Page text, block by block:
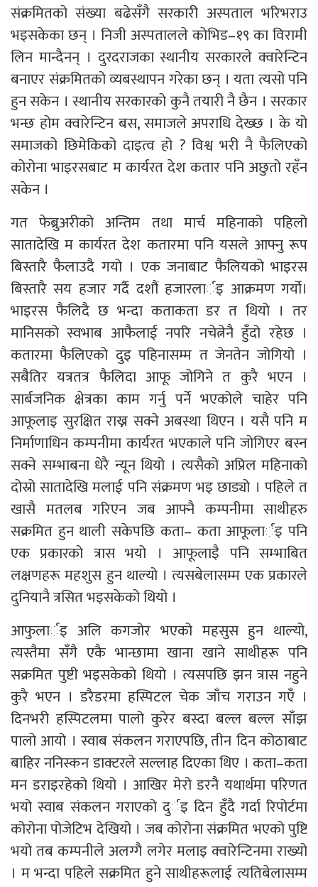
संक्रमितको संख्या बढेसँगै सरकारी अस्पताल भरिभराउ
भइसकेका छन् । निजी अस्पतालले कोभिड–१९ का विरामी
लिन मान्दैनन् । दुरदराजका स्थानीय सरकारले क्वारेन्टिन
बनाएर संक्रमितको व्यबस्थापन गरेका छन् । यता त्यसो पनि
हुन सकेन । स्थानीय सरकारको कुनै तयारी नै छैन । सरकार
भन्छ होम क्वारेन्टिन बस, समाजले अपराधि देख्छ । के यो
समाजको छिमेकिको दाइत्व हो ? विश्व भरी नै फैलिएको
कोरोना भाइरसबाट म कार्यरत देश कतार पनि अछुतो रहँन
सकेन ।
गत फेब्रुअरीको अन्तिम तथा मार्च महिनाको पहिलो
सातादेखि म कार्यरत देश कतारमा पनि यसले आफ्नु रूप
बिस्तारै फैलाउदै गयो । एक जनाबाट फैलियको भाइरस
बिस्तारै सय हजार गर्दै दशौं हजारलार्इ आक्रमण गर्यो।
भाइरस फैलिदै छ भन्दा कताकता डर त थियो । तर
मानिसको स्वभाब आफैलाई नपरि नचेत्नेनै हुँदो रहेछ ।
कतारमा फैलिएको दुइ पहिनासम्म त जेनतेन जोगियो ।
सबैतिर यत्रतत्र फैलिदा आफू जोगिने त कुरै भएन ।
सार्बजनिक क्षेत्रका काम गर्नु पर्ने भएकोले चाहेर पनि
आफूलाइ सुरक्षित राख्न सक्ने अबस्था थिएन । यसै पनि म
निर्माणाधिन कम्पनीमा कार्यरत भएकाले पनि जोगिएर बस्न
सक्ने सम्भाबना धेरै न्यून थियो । त्यसैको अप्रिल महिनाको
दोस्रो सातादेखि मलाई पनि संक्रमण भइ छाड्यो । पहिले त
खासै मतलब गरिएन जब आफ्नै कम्पनीमा साथीहरु
सक्रमित हुन थाली सकेपछि कता– कता आफूलार्इ पनि
एक प्रकारको त्रास भयो । आफूलाइै पनि सम्भाबित
लक्षणहरू महशुस हुन थाल्यो । त्यसबेलासम्म एक प्रकारले
दुनियानै त्रसित भइसकेको थियो ।
आफुलार्इ अलि कगजोर भएको महसुस हुन थाल्यो,
त्यस्तैमा सँगै एकै भान्छामा खाना खाने साथीहरू पनि
सक्रमित पुष्टी भइसकेको थियो । त्यसपछि झन त्रास नहुने
कुरै भएन । डरैडरमा हस्पिटल चेक जाँच गराउन गएँ ।
दिनभरी हस्पिटलमा पालो कुरेर बस्दा बल्ल बल्ल साँझ
पालो आयो । स्वाब संकलन गराएपछि, तीन दिन कोठाबाट
बाहिर ननिस्कन डाक्टरले सल्लाह दिएका थिए । कता–कता
मन डराइरहेको थियो । आखिर मेरो डरनै यथार्थमा परिणत
भयो स्वाब संकलन गराएको दुर्इ दिन हुँदै गर्दा रिपोर्टमा
कोरोना पोजेटिभ देखियो । जब कोरोना संक्रमित भएको पुष्टि
भयो तब कम्पनीले अलग्गै लगेर मलाइ क्वारेन्टिनमा राख्यो
। म भन्दा पहिले सक्रमित हुने साथीहरूलाई त्यतिबेलासम्म